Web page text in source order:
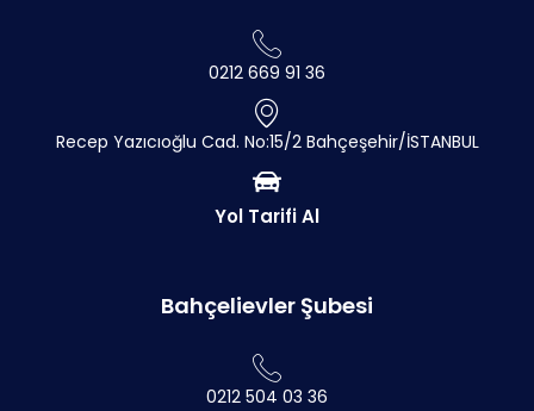
0212 669 91 36
Recep Yazıcıoğlu Cad. No:15/2 Bahçeşehir/İSTANBUL
Yol Tarifi Al
Bahçelievler Şubesi
0212 504 03 36